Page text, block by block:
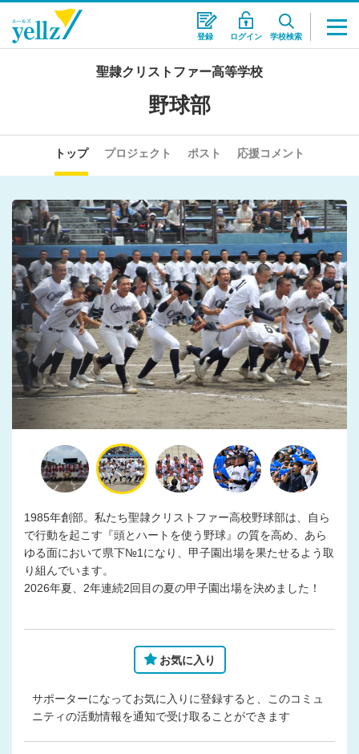
登録 ログイン 学校検索
聖隷クリストファー高等学校
野球部
トップ プロジェクト ポスト 応援コメント
1985年創部。私たち聖隷クリストファー高校野球部は、自ら
で行動を起こす『頭とハートを使う野球』の質を高め、あら
ゆる面において県下№1になり、甲子園出場を果たせるよう取
り組んでいます。
2026年夏、2年連続2回目の夏の甲子園出場を決めました！
お気に入り
サポーターになってお気に入りに登録すると、このコミュ
ニティの活動情報を通知で受け取ることができます